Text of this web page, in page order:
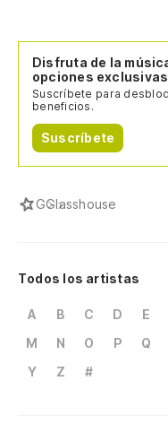
Disfruta de la
opciones exclusivas
Suscríbete para
beneficios.
Suscríbete
GGlasshouse
Todos los artistas
A B C D E
M
N O P Q
Y
Z #